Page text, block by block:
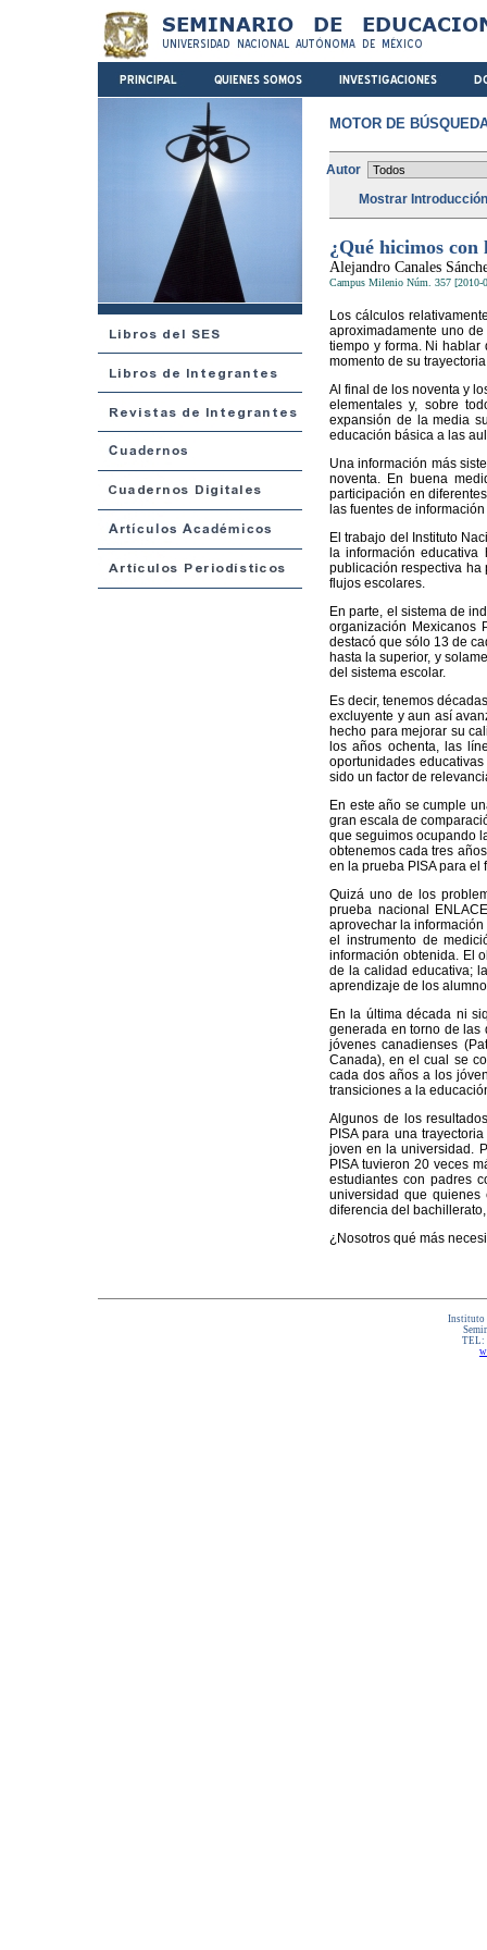
MOTOR DE
Autor
Mostrar
¿Qué hicimos con
Alejandro Canales
Campus Milenio Núm. 357 [2010-
Los cálculos
aproximadamente uno
tiempo y forma. Ni
momento de su
Al final de los noventa y
elementales y, sobre
expansión de la media
educación básica a las
Una información más
noventa. En buena
participación en
las fuentes de
El trabajo del Instituto
la información
publicación respectiva ha
flujos escolares.
En parte, el sistema de
organización Mexicanos
destacó que sólo 13 de
hasta la superior, y
del sistema escolar.
Es decir, tenemos
excluyente y aun así
hecho para mejorar su
los años ochenta, las
oportunidades
sido un factor de
En este año se cumple
gran escala de
que seguimos ocupando
obtenemos cada tres
en la prueba PISA para
Quizá uno de los
prueba nacional
aprovechar la
el instrumento de
información obtenida. El
de la calidad educativa;
aprendizaje de los
En la última década ni
generada en torno de las
jóvenes canadienses
Canada), en el cual se
cada dos años a los
transiciones a la
Algunos de los
PISA para una
joven en la universidad.
PISA tuvieron 20 veces
estudiantes con padres
universidad que
diferencia del
¿Nosotros qué más
Instituto
TEL: